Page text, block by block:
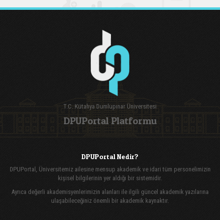
T.C. Kütahya Dumlupınar Üniversitesi
DPUPortal Platformu
DPUPortal Nedir?
DPUPortal, Üniversitemiz ailesine mensup akademik ve idari tüm personelimizin
kişisel bilgilerinin yer aldığı bir sistemidir.
Ayrıca değerli akademisyenlerimizin alanları ile ilgili güncel akademik yazılarına
ulaşabileceğiniz önemli bir akademik kaynaktır.